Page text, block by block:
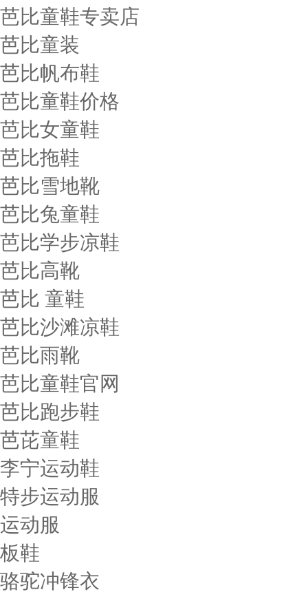
芭比童鞋专卖店
芭比童装
芭比帆布鞋
芭比童鞋价格
芭比女童鞋
芭比拖鞋
芭比雪地靴
芭比兔童鞋
芭比学步凉鞋
芭比高靴
芭比 童鞋
芭比沙滩凉鞋
芭比雨靴
芭比童鞋官网
芭比跑步鞋
芭芘童鞋
李宁运动鞋
特步运动服
运动服
板鞋
骆驼冲锋衣